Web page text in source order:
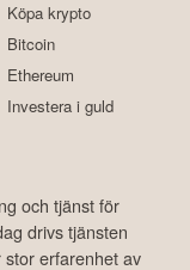
Köpa krypto
Bitcoin
Ethereum
Investera i guld
och tjänst för
drivs tjänsten
stor erfarenhet av